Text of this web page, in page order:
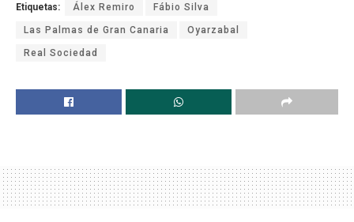
Etiquetas: Álex Remiro Fábio Silva
Las Palmas de Gran Canaria Oyarzabal
Real Sociedad